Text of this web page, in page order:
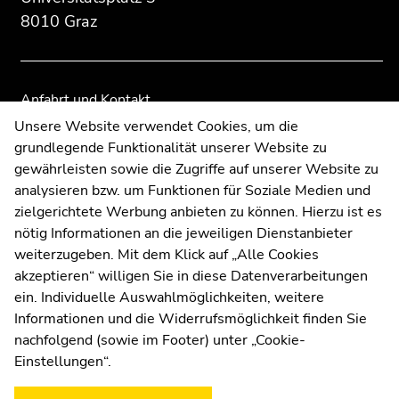
8010 Graz
Anfahrt und Kontakt
Kommunikation und Öffentlichkeitsarbeit
Moodle
UNIGRAZonline
Impressum
Datenschutzerklärung
Cookie-Einstellungen
Barrierefreiheitserklärung
WetterstationUni Graz
Übersicht
Übersicht
Unsere Website verwendet Cookies, um die
grundlegende Funktionalität unserer Website zu
gewährleisten sowie die Zugriffe auf unserer Website zu
analysieren bzw. um Funktionen für Soziale Medien und
zielgerichtete Werbung anbieten zu können. Hierzu ist es
nötig Informationen an die jeweiligen Dienstanbieter
weiterzugeben. Mit dem Klick auf „Alle Cookies
akzeptieren“ willigen Sie in diese Datenverarbeitungen
ein. Individuelle Auswahlmöglichkeiten, weitere
Informationen und die Widerrufsmöglichkeit finden Sie
nachfolgend (sowie im Footer) unter „Cookie-
Einstellungen“.